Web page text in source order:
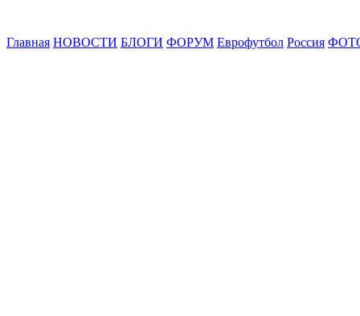
Главная НОВОСТИ БЛОГИ ФОРУМ Еврофутбол Россия